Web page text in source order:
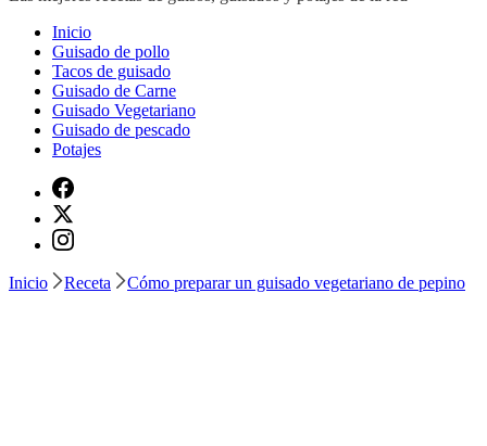
Inicio
Guisado de pollo
Tacos de guisado
Guisado de Carne
Guisado Vegetariano
Guisado de pescado
Potajes
Inicio Receta Cómo preparar un guisado vegetariano de pepino